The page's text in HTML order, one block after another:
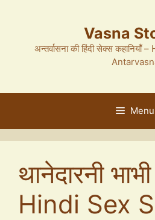
Vasna
अन्तर्वासना की हिंदी सेक्स
Menu
थानेदारनी
Hindi Sex